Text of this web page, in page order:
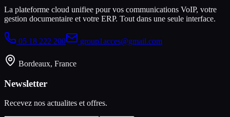
La plateforme cloud unifiee pour vos communications VoIP, votre
gestion documentaire et votre ERP. Tout dans une seule interface.
05 18 222 200 group1acces@gmail.com
Bordeaux, France
Newsletter
Recevez nos actualites et offres.